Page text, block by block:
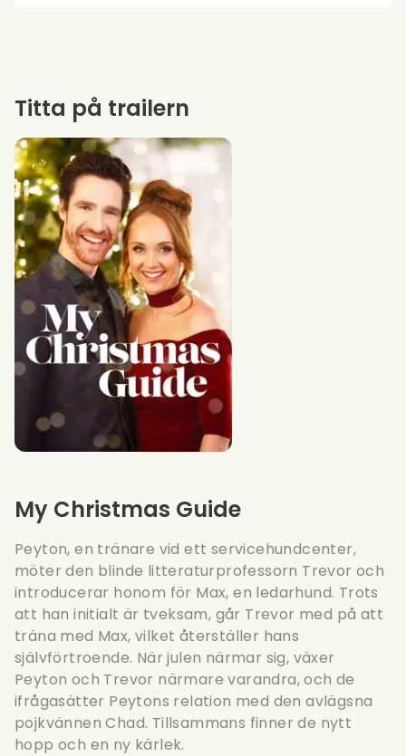
My Christmas Guide
Peyton, en tränare vid ett servicehundcenter,
möter den blinde litteraturprofessorn Trevor och
introducerar honom för Max, en ledarhund. Trots
att han initialt är tveksam, går Trevor med på att
träna med Max, vilket återställer hans
självförtroende. När julen närmar sig, växer
Peyton och Trevor närmare varandra, och de
ifrågasätter Peytons relation med den avlägsna
pojkvännen Chad. Tillsammans finner de nytt
hopp och en ny kärlek.
Titta på trailern